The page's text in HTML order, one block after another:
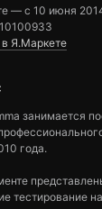
— c 10 июня
Я.Маркете
занимается
года.
тестирование